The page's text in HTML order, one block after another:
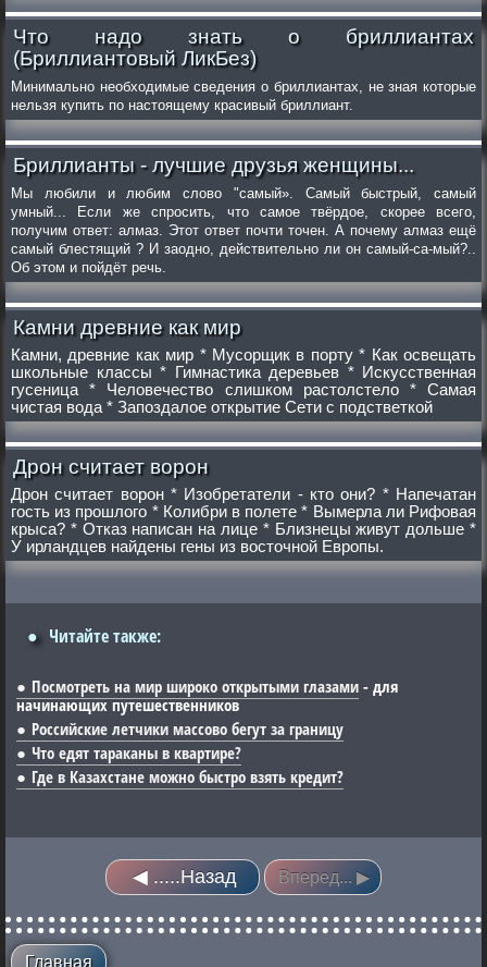
Что надо знать о бриллиантах
(Бриллиантовый ЛикБез)
Минимально необходимые сведения о бриллиантах, не зная которые
нельзя купить по настоящему красивый бриллиант.
Бриллианты - лучшие друзья женщины...
Мы любили и любим слово "самый». Самый быстрый, самый
умный... Если же спросить, что самое твёрдое, скорее всего,
получим ответ: алмаз. Этот ответ почти точен. А почему алмаз ещё
самый блестящий ? И заодно, действительно ли он самый-са-мый?..
Об этом и пойдёт речь.
Камни древние как мир
Камни, древние как мир * Мусорщик в порту * Как освещать
школьные классы * Гимнастика деревьев * Искусственная
гусеница * Человечество слишком растолстело * Самая
чистая вода * Запоздалое открытие Сети с подстветкой
Дрон считает ворон
Дрон считает ворон * Изобретатели - кто они? * Напечатан
гость из прошлого * Колибри в полете * Вымерла ли Рифовая
крыса? * Отказ написан на лице * Близнецы живут дольше *
У ирландцев найдены гены из восточной Европы.
● Читайте также:
Посмотреть на мир широко открытыми глазами- для
начинающих путешественников
Российские летчики массово бегут за границу
Что едят тараканы в квартире?
Где в Казахстане можно быстро взять кредит?
◀ .....Назад Вперед... ▶
Главная